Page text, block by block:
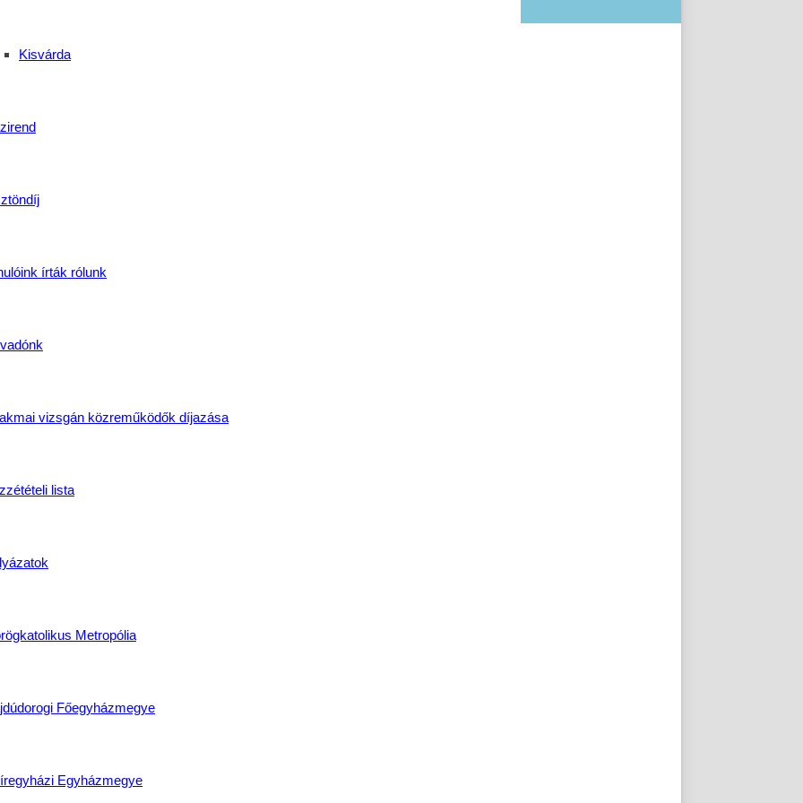
Kisvárda
írták rólunk
vizsgán közreműködők díjazása
lista
Metropólia
Főegyházmegye
Egyházmegye